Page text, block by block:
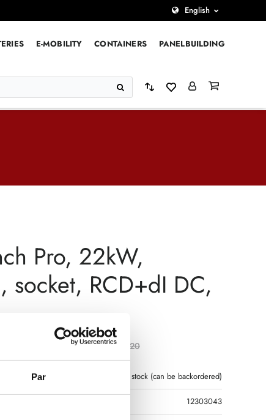
Par
English
E-MOBILITY CONTAINERS PANELBUILDING
Pro, 22kW,
socket, RCD+dI DC,
€1 234,20
1 125,30
Only 2 left in stock (can be backordered)
12303043